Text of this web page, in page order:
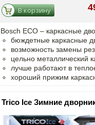
В корзину
Bosch ECO – каркасные
бюждетные каркасные
возможность замены
цельно металлический
лучше работают в
хороший прижим
Trico Ice Зимние